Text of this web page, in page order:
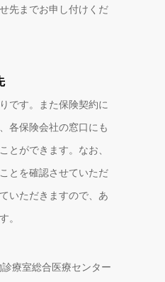
先までお申し付けくだ
です。また保険契約に
各保険会社の窓口にも
とができます。なお、
とを確認させていただ
いただきますので、あ
。
療室総合医療センター